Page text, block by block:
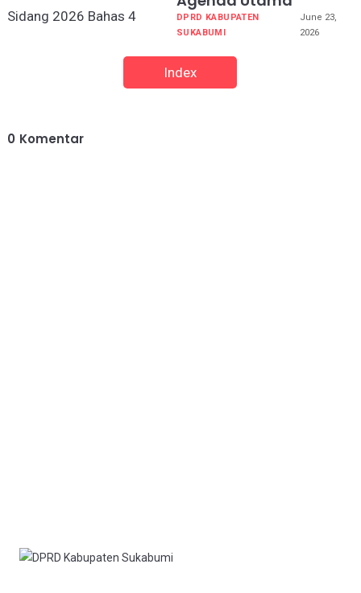
DPRD KABUPATEN
SUKABUMI
June 23,
2026
Index
0 Komentar